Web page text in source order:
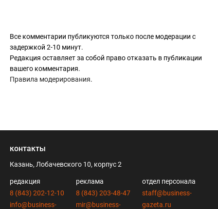
Все комментарии публикуются только после модерации с
задержкой 2-10 минут.
Редакция оставляет за собой право отказать в публикации
вашего комментария.
Правила модерирования.
контакты
Казань, Лобачевского 10, корпус 2
редакция
8 (843) 202-12-10
info@business-
реклама
8 (843) 203-48-47
mir@business-
отдел персонала
staff@business-
gazeta.ru